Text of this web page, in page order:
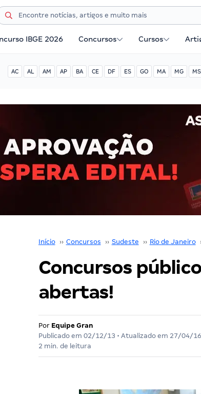
IBGE 2026 Concursos Cursos
AC AL AM AP BA CE DF ES GO MA MG MS
Início ›› Concursos ›› Sudeste ›› Rio de Janeiro
Concursos
abertas!
Por Equipe Gran
Publicado em 02/12/13 • Atualizado em 27/04/16
2 min. de leitura